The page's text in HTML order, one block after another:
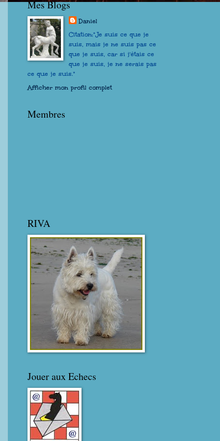
Mes Blogs
Daniel
Citation:"Je suis ce que je
suis, mais je ne suis pas ce
que je suis, car si j'étais ce
que je suis, je ne serais pas
ce que je suis."
Afficher mon profil complet
Membres
RIVA
Jouer aux Echecs